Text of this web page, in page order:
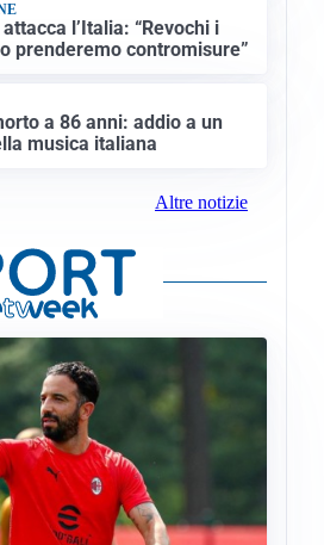
l’Italia: “Revochi i
prenderemo contromisure”
a 86 anni: addio a un
musica italiana
Altre notizie